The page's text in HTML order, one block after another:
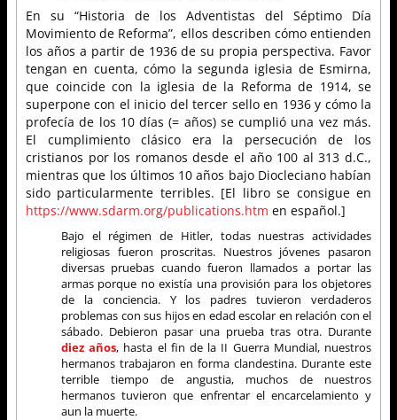
En su “Historia de los Adventistas del Séptimo Día
Movimiento de Reforma”, ellos describen cómo entienden
los años a partir de 1936 de su propia perspectiva. Favor
tengan en cuenta, cómo la segunda iglesia de Esmirna,
que coincide con la iglesia de la Reforma de 1914, se
superpone con el inicio del tercer sello en 1936 y cómo la
profecía de los 10 días (= años) se cumplió una vez más.
El cumplimiento clásico era la persecución de los
cristianos por los romanos desde el año 100 al 313 d.C.,
mientras que los últimos 10 años bajo Diocleciano habían
sido particularmente terribles. [El libro se consigue en
https://www.sdarm.org/publications.htm en español.]
Bajo el régimen de Hitler, todas nuestras actividades
religiosas fueron proscritas. Nuestros jóvenes pasaron
diversas pruebas cuando fueron llamados a portar las
armas porque no existía una provisión para los objetores
de la conciencia. Y los padres tuvieron verdaderos
problemas con sus hijos en edad escolar en relación con el
sábado. Debieron pasar una prueba tras otra. Durante
diez años, hasta el fin de la II Guerra Mundial, nuestros
hermanos trabajaron en forma clandestina. Durante este
terrible tiempo de angustia, muchos de nuestros
hermanos tuvieron que enfrentar el encarcelamiento y
aun la muerte.